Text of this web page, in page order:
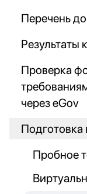
Перечень
Результаты
Проверка
через eGov
Подготовка
Пробное